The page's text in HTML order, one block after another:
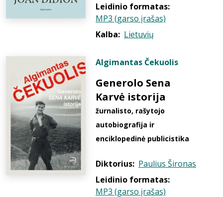
Leidinio formatas:
MP3 (garso įrašas)
Kalba: Lietuvių
Algimantas Čekuolis
Generolo Sena
Karvė istorija
žurnalisto, rašytojo
autobiografija ir
enciklopedinė publicistika
Diktorius: Paulius Šironas
Leidinio formatas:
MP3 (garso įrašas)